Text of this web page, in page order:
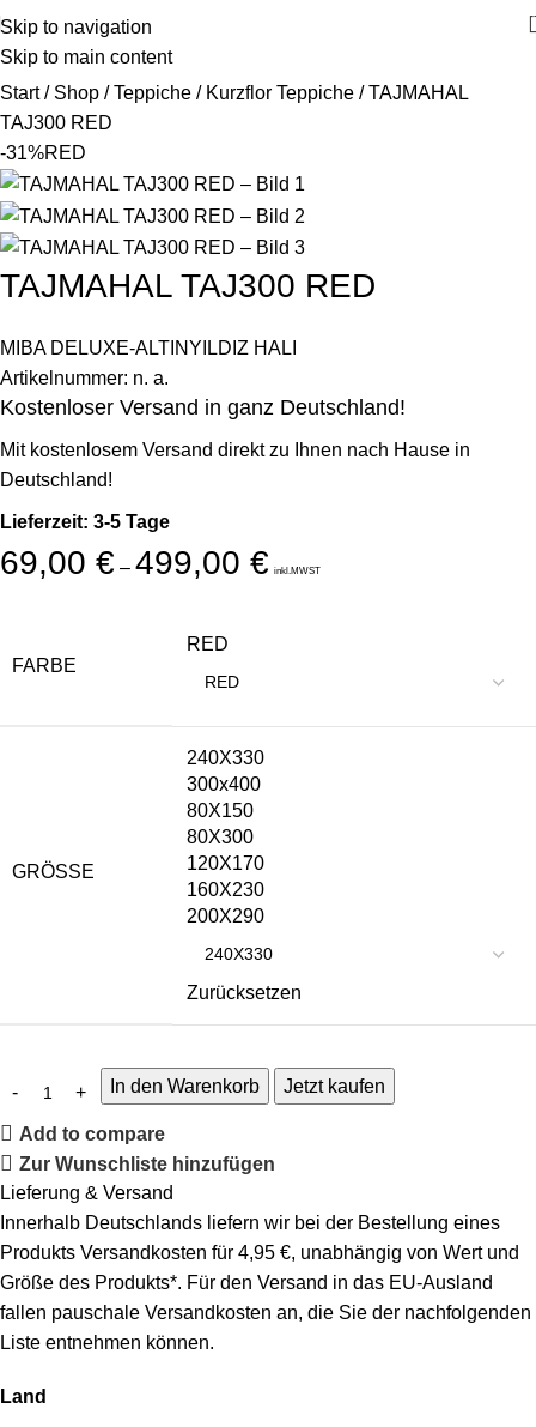
Skip to navigation
Skip to main content
Start Shop Teppiche Kurzflor Teppiche
TAJMAHAL
TAJ300 RED
-31%RED
TAJMAHAL TAJ300 RED
MIBA DELUXE-ALTINYILDIZ HALI
Artikelnummer: n. a.
Kostenloser Versand in ganz Deutschland!
Mit kostenlosem Versand direkt zu Ihnen nach Hause in
Deutschland!
Lieferzeit: 3-5 Tage
69,00 € – 499,00 € inkl.MWST
FARBE
RED
GRÖSSE
240X330
300x400
80X150
80X300
120X170
160X230
200X290
Zurücksetzen
In den Warenkorb Jetzt kaufen
Add to compare
Zur Wunschliste hinzufügen
Lieferung & Versand
Innerhalb Deutschlands liefern wir bei der Bestellung eines
Produkts Versandkosten für 4,95 €, unabhängig von Wert und
Größe des Produkts*. Für den Versand in das EU-Ausland
fallen pauschale Versandkosten an, die Sie der nachfolgenden
Liste entnehmen können.
Land